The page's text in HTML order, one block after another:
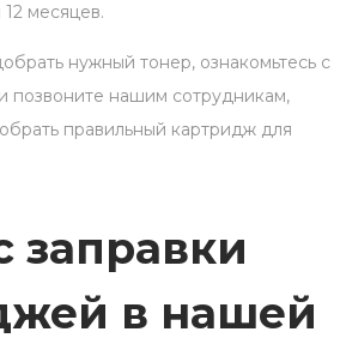
месяцев.
нужный тонер, ознакомьтесь с
позвоните нашим сотрудникам,
правильный картридж для
заправки
в нашей